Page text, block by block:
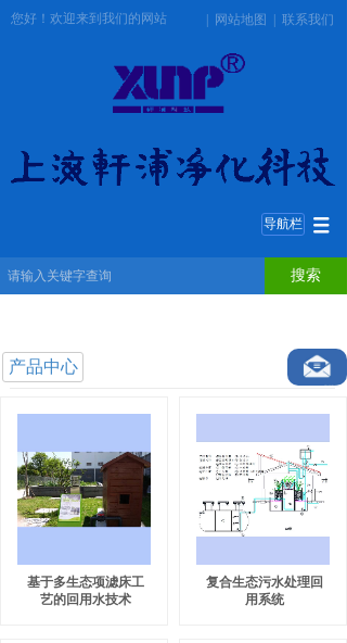
搜索
您好！欢迎来到我们的网站
导航栏
网站地图 联系我们
产品中心
基于多生态项滤床工
艺的回用水技术
复合生态污水处理回
用系统